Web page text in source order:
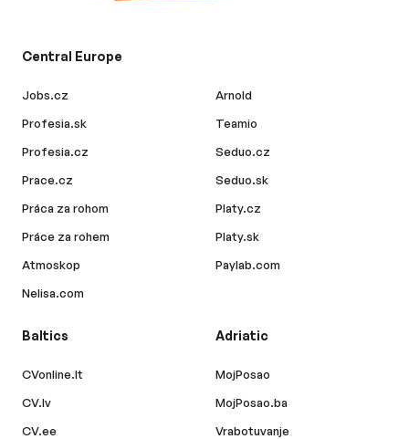
Central Europe
Jobs.cz
Profesia.sk
Profesia.cz
Prace.cz
Práca za rohom
Práce za rohem
Atmoskop
Nelisa.com
Arnold
Teamio
Seduo.cz
Seduo.sk
Platy.cz
Platy.sk
Paylab.com
Baltics
CVonline.lt
CV.lv
CV.ee
Adriatic
MojPosao
MojPosao.ba
Vrabotuvanje